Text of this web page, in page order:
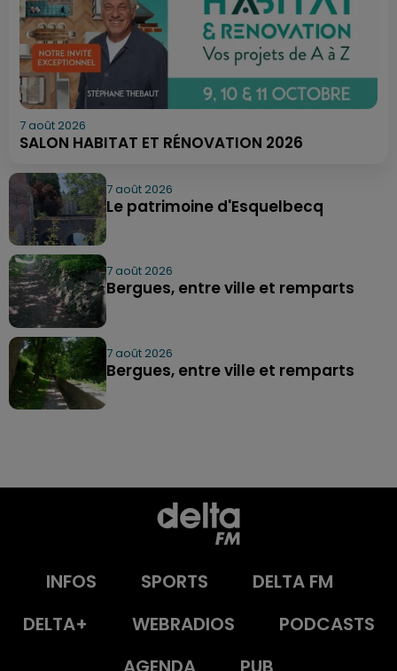
7 août 2026
SALON HABITAT ET RÉNOVATION 2026
7 août 2026
Le patrimoine d'Esquelbecq
7 août 2026
Bergues, entre ville et remparts
7 août 2026
Bergues, entre ville et remparts
INFOS SPORTS
DELTA FM
DELTA+
WEBRADIOS
PODCASTS